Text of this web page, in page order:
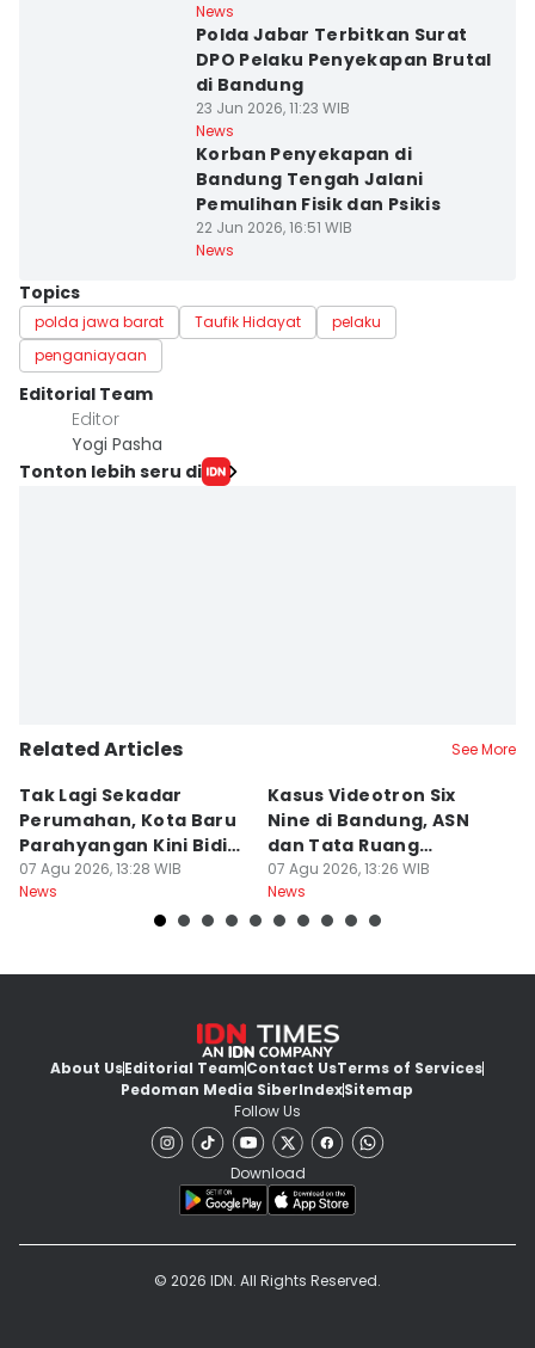
News
Polda Jabar Terbitkan Surat
DPO Pelaku Penyekapan Brutal
di Bandung
23 Jun 2026, 11:23 WIB
News
Korban Penyekapan di
Bandung Tengah Jalani
Pemulihan Fisik dan Psikis
22 Jun 2026, 16:51 WIB
News
Topics
polda jawa barat Taufik Hidayat
pelaku
penganiayaan
Editorial Team
Editor
Yogi Pasha
Tonton lebih seru di
Related Articles See More
Tak Lagi Sekadar
Perumahan, Kota Baru
Parahyangan Kini Bidik
Wisatawan
07 Agu 2026, 13:28 WIB
News
Kasus Videotron Six
Nine di Bandung, ASN
dan Tata Ruang
Diperiksa
07 Agu 2026, 13:26 WIB
News
About UsEditorial TeamContact UsTerms of Services
Pedoman Media SiberIndexSitemap
Follow Us
Download
© 2026 IDN. All Rights Reserved.